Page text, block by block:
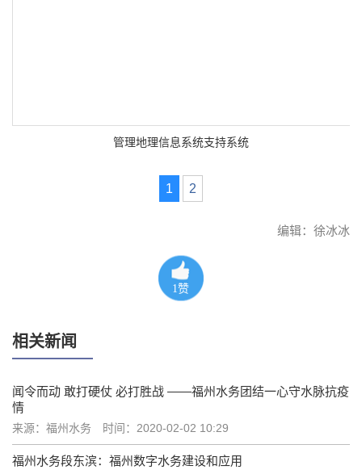
管理地理信息系统支持系统
1 2
编辑：徐冰冰
1赞
相关新闻
闻令而动 敢打硬仗 必打胜战 ——福州水务团结一心守水脉抗疫
情
来源：福州水务 时间：2020-02-02 10:29
福州水务段东滨：福州数字水务建设和应用